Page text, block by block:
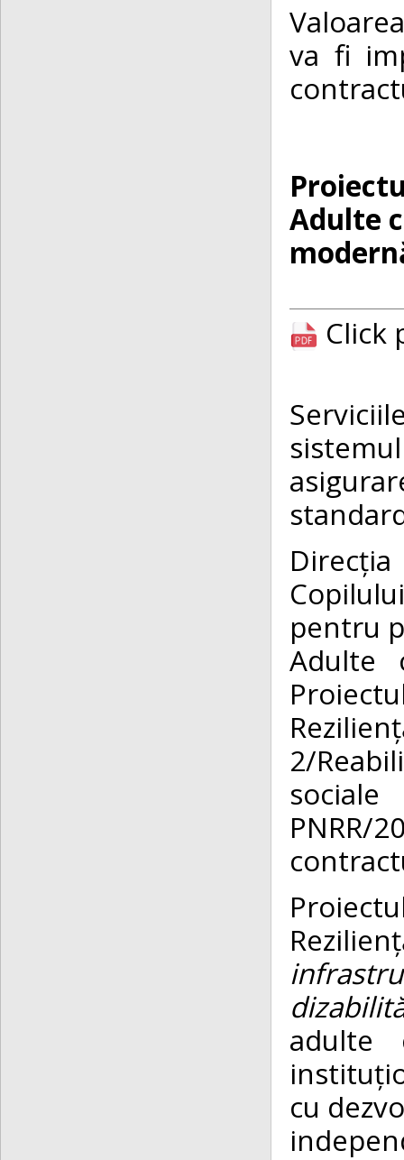
va fi
Adulte
Click
pentru
Adulte
2/
adulte
cu